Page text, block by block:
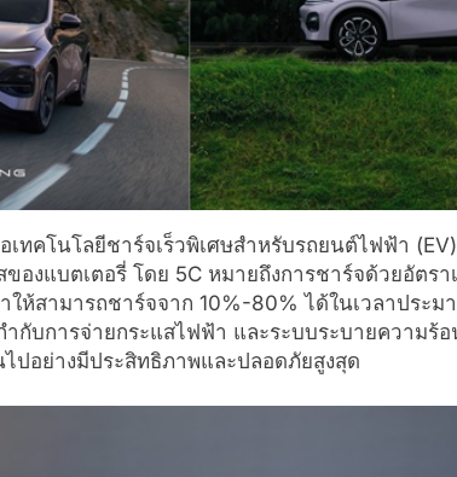
ทคโนโลยีชาร์จเร็วพิเศษสำหรับรถยนต์ไฟฟ้า
ของแบตเตอรี่ โดย 5C หมายถึงการชาร์จด้วยอัตรา
ห้สามารถชาร์จจาก 10%-80% ได้ในเวลาประ
บการจ่ายกระแสไฟฟ้า และระบบระบายความร้อ
ไปอย่างมีประสิทธิภาพและปลอดภัยสูงสุด